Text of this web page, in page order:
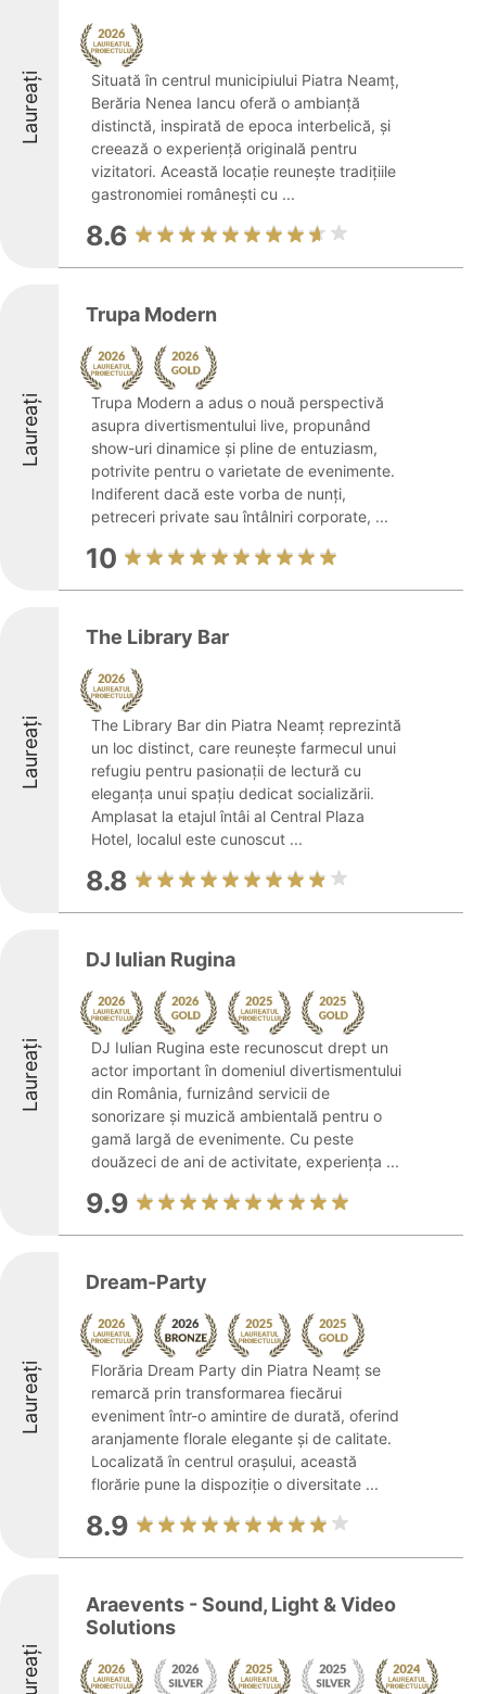
Laureați
Situată în centrul municipiului Piatra Neamț,
Berăria Nenea Iancu oferă o ambianță
distinctă, inspirată de epoca interbelică, și
creează o experiență originală pentru
vizitatori. Această locație reunește tradițiile
gastronomiei românești cu ...
8.6
Laureați
Trupa Modern
Trupa Modern a adus o nouă perspectivă
asupra divertismentului live, propunând
show-uri dinamice și pline de entuziasm,
potrivite pentru o varietate de evenimente.
Indiferent dacă este vorba de nunți,
petreceri private sau întâlniri corporate, ...
10
Laureați
The Library Bar
The Library Bar din Piatra Neamț reprezintă
un loc distinct, care reunește farmecul unui
refugiu pentru pasionații de lectură cu
eleganța unui spațiu dedicat socializării.
Amplasat la etajul întâi al Central Plaza
Hotel, localul este cunoscut ...
8.8
Laureați
DJ Iulian Rugina
DJ Iulian Rugina este recunoscut drept un
actor important în domeniul divertismentului
din România, furnizând servicii de
sonorizare și muzică ambientală pentru o
gamă largă de evenimente. Cu peste
douăzeci de ani de activitate, experiența ...
9.9
Laureați
Dream-Party
Florăria Dream Party din Piatra Neamț se
remarcă prin transformarea fiecărui
eveniment într-o amintire de durată, oferind
aranjamente florale elegante și de calitate.
Localizată în centrul orașului, această
florărie pune la dispoziție o diversitate ...
8.9
Araevents - Sound, Light & Video
Solutions